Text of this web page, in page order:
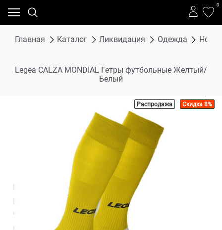
0
Главная Каталог Ликвидация Одежда
Legea CALZA MONDIAL Гетры футбольные Желтый/
Белый
Распродажа Скидка 8%